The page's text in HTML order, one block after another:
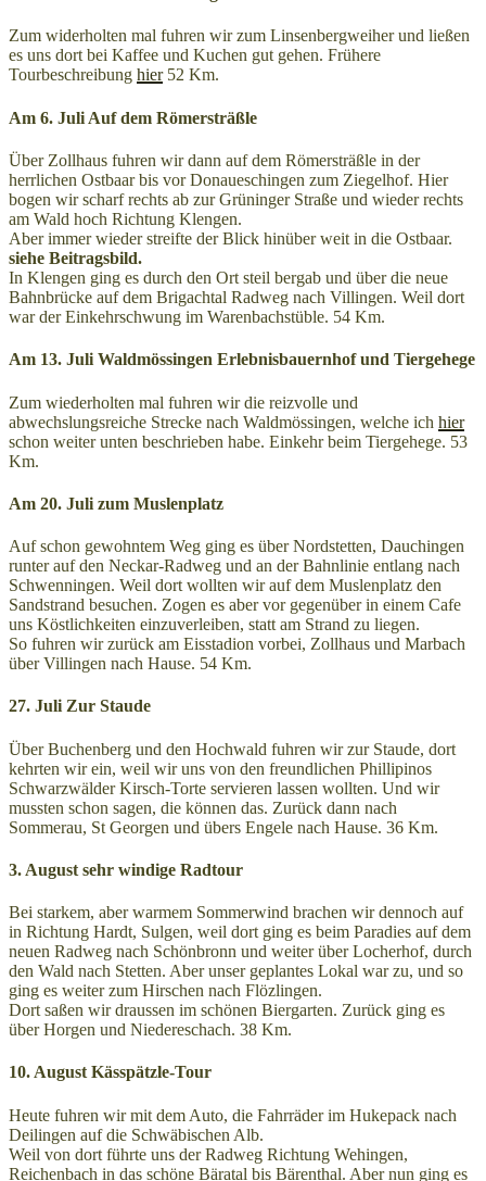
Zum widerholten mal fuhren wir zum Linsenbergweiher und ließen
es uns dort bei Kaffee und Kuchen gut gehen. Frühere
Tourbeschreibung hier52 Km.
Am 6. Juli Auf dem Römersträßle
Über Zollhaus fuhren wir dann auf dem Römersträßle in der
herrlichen Ostbaar bis vor Donaueschingen zum Ziegelhof. Hier
bogen wir scharf rechts ab zur Grüninger Straße und wieder rechts
am Wald hoch Richtung Klengen.
Aber immer wieder streifte der Blick hinüber weit in die Ostbaar.
siehe Beitragsbild.
In Klengen ging es durch den Ort steil bergab und über die neue
Bahnbrücke auf dem Brigachtal Radweg nach Villingen. Weil dort
war der Einkehrschwung im Warenbachstüble. 54 Km.
Am 13. Juli Waldmössingen Erlebnisbauernhof und Tiergehege
Zum wiederholten mal fuhren wir die reizvolle und
abwechslungsreiche Strecke nach Waldmössingen, welche ich hier
schon weiter unten beschrieben habe. Einkehr beim Tiergehege. 53
Km.
Am 20. Juli zum Muslenplatz
Auf schon gewohntem Weg ging es über Nordstetten, Dauchingen
runter auf den Neckar-Radweg und an der Bahnlinie entlang nach
Schwenningen. Weil dort wollten wir auf dem Muslenplatz den
Sandstrand besuchen. Zogen es aber vor gegenüber in einem Cafe
uns Köstlichkeiten einzuverleiben, statt am Strand zu liegen.
So fuhren wir zurück am Eisstadion vorbei, Zollhaus und Marbach
über Villingen nach Hause. 54 Km.
27. Juli Zur Staude
Über Buchenberg und den Hochwald fuhren wir zur Staude, dort
kehrten wir ein, weil wir uns von den freundlichen Phillipinos
Schwarzwälder Kirsch-Torte servieren lassen wollten. Und wir
mussten schon sagen, die können das. Zurück dann nach
Sommerau, St Georgen und übers Engele nach Hause. 36 Km.
3. August sehr windige Radtour
Bei starkem, aber warmem Sommerwind brachen wir dennoch auf
in Richtung Hardt, Sulgen, weil dort ging es beim Paradies auf dem
neuen Radweg nach Schönbronn und weiter über Locherhof, durch
den Wald nach Stetten. Aber unser geplantes Lokal war zu, und so
ging es weiter zum Hirschen nach Flözlingen.
Dort saßen wir draussen im schönen Biergarten. Zurück ging es
über Horgen und Niedereschach. 38 Km.
10. August Kässpätzle-Tour
Heute fuhren wir mit dem Auto, die Fahrräder im Hukepack nach
Deilingen auf die Schwäbischen Alb.
Weil von dort führte uns der Radweg Richtung Wehingen,
Reichenbach in das schöne Bäratal bis Bärenthal. Aber nun ging es